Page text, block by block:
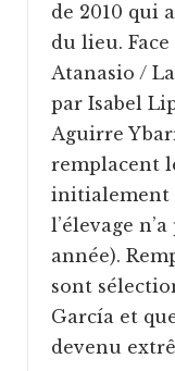
de 2010 qui
du lieu.
Atanasio /
par Isabel
Aguirre
remplacent
initialement
l’élevage
année).
sont
García et
devenu